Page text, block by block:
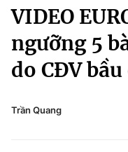
Chuyên mục
Tin tức
Phong cách
Sự kiện
Bóng đá
Video
VIDEO
ngưỡng 5
do CĐV
Trần Quang